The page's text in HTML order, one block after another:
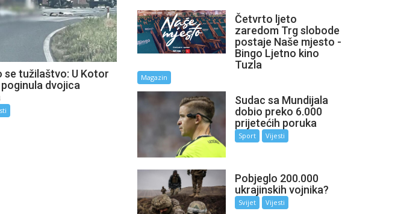
se tužilaštvo: U Kotor
dvojica
Četvrto ljeto
zaredom Trg slobode
postaje Naše mjesto -
Bingo Ljetno kino
Tuzla
Magazin
Sudac sa Mundijala
dobio preko 6.000
prijetećih poruka
Sport Vijesti
Pobjeglo 200.000
ukrajinskih vojnika?
Svijet Vijesti